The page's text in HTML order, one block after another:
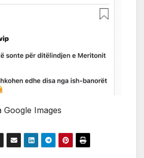
Images